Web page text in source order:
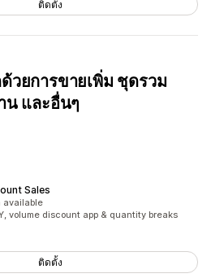
ติดตั้ง
วยการขายเพิ่ม ชุดรวม
น และอื่นๆ
Sales
available
volume discount app & quantity breaks
ติดตั้ง